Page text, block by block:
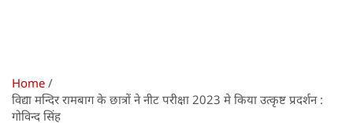
Home
विद्या मन्दिर रामबाग के छात्रों ने नीट परीक्षा 2023 मे किया उत्कृष्ट प्रदर्शन :
गोविन्द सिंह